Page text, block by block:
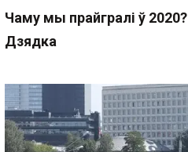
Чаму мы прайгралі ў
Дзядка